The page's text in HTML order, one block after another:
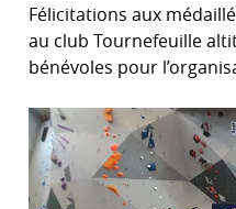
Félicitations aux
au club Tournefeuille
bénévoles pour